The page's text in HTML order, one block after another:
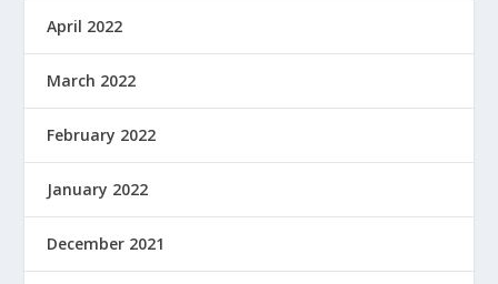
April 2022
March 2022
February 2022
January 2022
December 2021